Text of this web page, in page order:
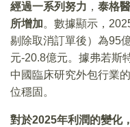
經過一系列努力 ， 泰格
所增加。數據顯示，
剔除取消訂單後）為95
元-20.8億元。據弗若斯
中國臨床研究外包行業
位穩固。
對於2025年利潤的變化